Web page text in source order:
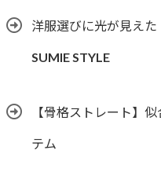
洋服選びに光が見えた
SUMIE STYLE
【骨格ストレート】
テム